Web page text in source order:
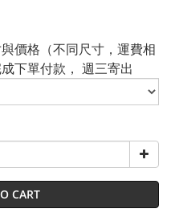
價格（不同尺寸，運費相
下單付款， 週三寄出
CART